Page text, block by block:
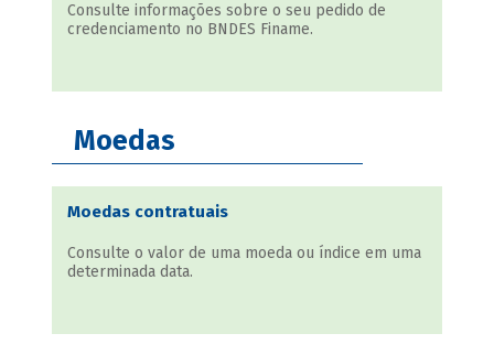
Consulte informações sobre o seu pedido de
credenciamento no BNDES Finame.
Moedas
Moedas contratuais
Consulte o valor de uma moeda ou índice em uma
determinada data.